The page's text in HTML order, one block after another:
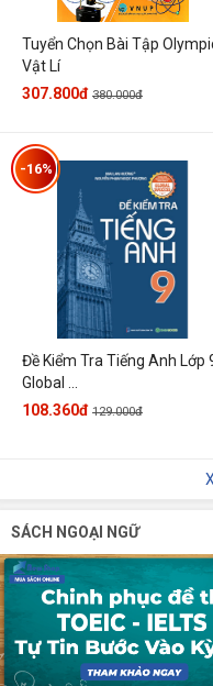
Tuyển Chọn Bài Tập
Vật Lí
307.800đ 380.000đ
Đề Kiểm Tra Tiếng Anh Lớp
Global ...
-16%
108.360đ 129.000đ
SÁCH NGOẠI NGỮ